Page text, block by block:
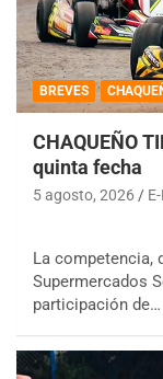
BREVES
CHAQUEÑO
quinta fecha
5 agosto, 2026
La competencia,
Supermercados
participación de…